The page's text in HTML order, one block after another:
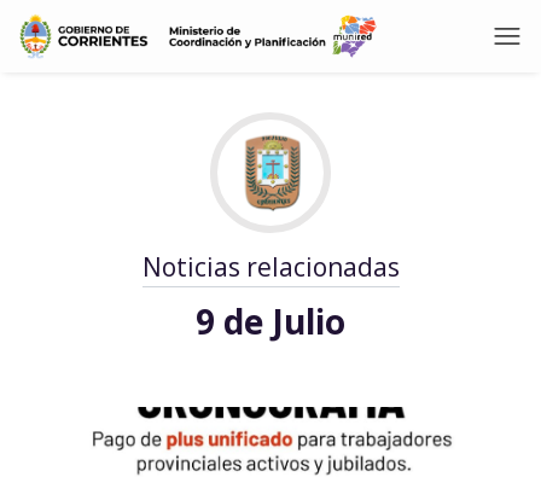
Noticias relacionadas
9 de Julio